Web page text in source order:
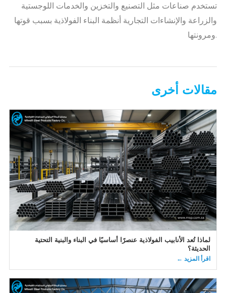
تستخدم صناعات مثل التصنيع والتخزين والخدمات اللوجستية
والزراعة والإنشاءات التجارية أنظمة البناء الفولاذية بسبب قوتها
ومرونتها.
مقالات أخرى
لماذا تُعد الأنابيب الفولاذية عنصرًا أساسيًا في البناء والبنية التحتية
الحديثة؟
اقرأ المزيد ←